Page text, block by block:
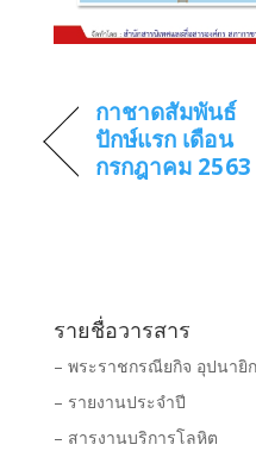
กาชาดสัมพันธ์
ปักษ์แรก เดือน
กรกฎาคม 2563
รายชื่อวารสาร
– พระราชกรณียกิจ อุปนายิ
– รายงานประจำปี
– สารงานบริการโลหิต